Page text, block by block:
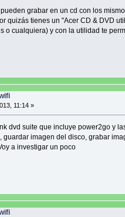
grabar en un cd con los
quizás tienes un "Acer CD & DVD
o cualquiera) y con la utilidad te
11:14 »
dvd suite que incluye power2go y
guardar imagen del disco, grabar
a investigar un poco